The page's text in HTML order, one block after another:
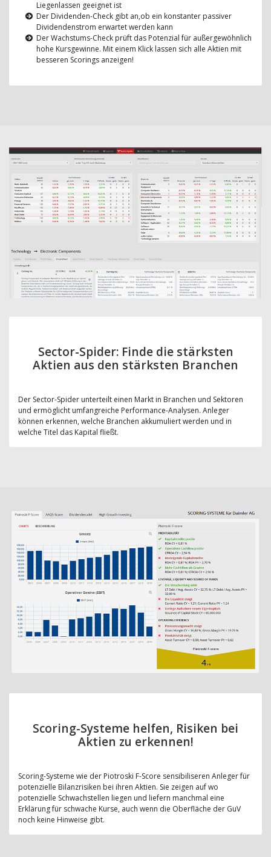
Liegenlassen geeignet ist
Der Dividenden-Check gibt an,ob ein konstanter passiver
Dividendenstrom erwartet werden kann
Der Wachstums-Check prüft das Potenzial für außergewöhnlich
hohe Kursgewinne. Mit einem Klick lassen sich alle Aktien mit
besseren Scorings anzeigen!
Sector-Spider: Finde die stärksten
Aktien aus den stärksten Branchen
Der Sector-Spider unterteilt einen Markt in Branchen und Sektoren
und ermöglicht umfangreiche Performance-Analysen. Anleger
können erkennen, welche Branchen akkumuliert werden und in
welche Titel das Kapital fließt.
Scoring-Systeme helfen, Risiken bei
Aktien zu erkennen!
Scoring-Systeme wie der Piotroski F-Score sensibiliseren Anleger für
potenzielle Bilanzrisiken bei ihren Aktien. Sie zeigen auf wo
potenzielle Schwachstellen liegen und liefern manchmal eine
Erklärung für schwache Kurse, auch wenn die Oberfläche der GuV
noch keine Hinweise gibt.